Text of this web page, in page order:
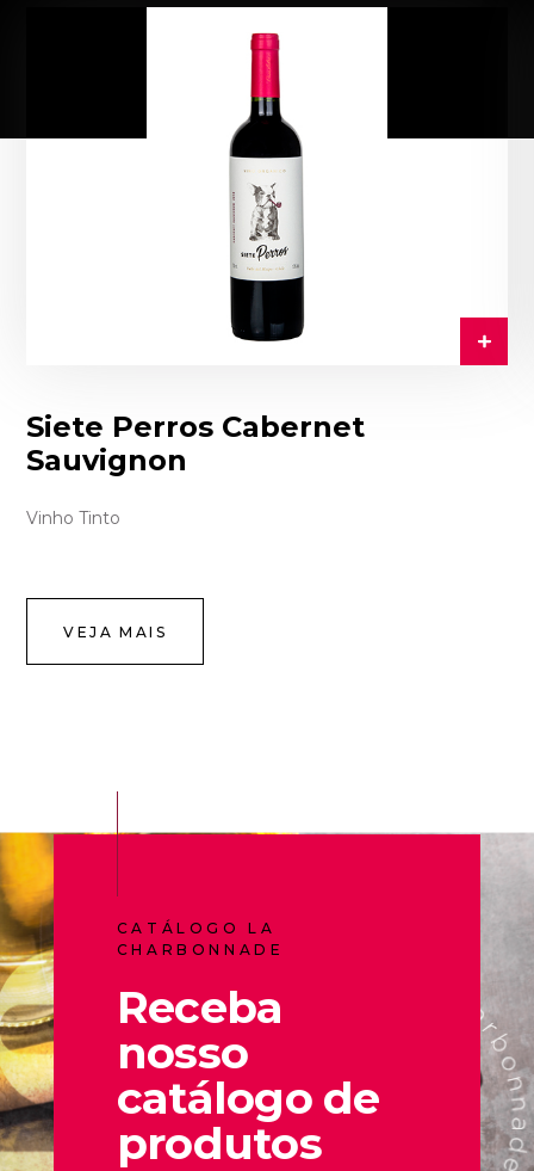
Siete Perros Cabernet
Sauvignon
Vinho Tinto
VEJA MAIS
CATÁLOGO LA
CHARBONNADE
Receba
nosso
catálogo de
produtos